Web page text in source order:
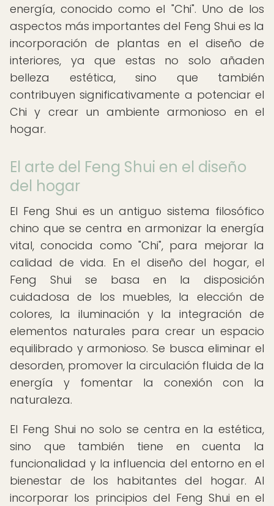
energía, conocido como el "Chi". Uno de los
aspectos más importantes del Feng Shui es la
incorporación de plantas en el diseño de
interiores, ya que estas no solo añaden
belleza estética, sino que también
contribuyen significativamente a potenciar el
Chi y crear un ambiente armonioso en el
hogar.
El arte del Feng Shui en el diseño
del hogar
El Feng Shui es un antiguo sistema filosófico
chino que se centra en armonizar la energía
vital, conocida como "Chi", para mejorar la
calidad de vida. En el diseño del hogar, el
Feng Shui se basa en la disposición
cuidadosa de los muebles, la elección de
colores, la iluminación y la integración de
elementos naturales para crear un espacio
equilibrado y armonioso. Se busca eliminar el
desorden, promover la circulación fluida de la
energía y fomentar la conexión con la
naturaleza.
El Feng Shui no solo se centra en la estética,
sino que también tiene en cuenta la
funcionalidad y la influencia del entorno en el
bienestar de los habitantes del hogar. Al
incorporar los principios del Feng Shui en el